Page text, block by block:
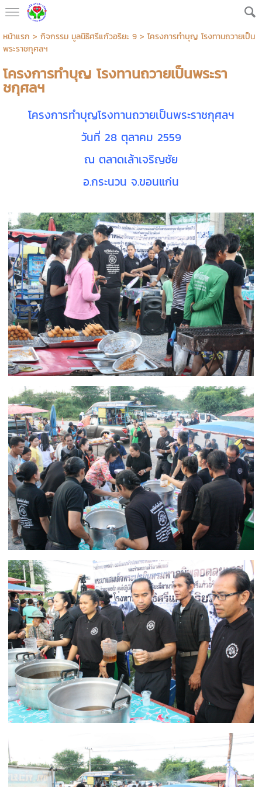
หน้าแรก > กิจกรรม มูลนิธิศรีแก้วอริยะ 9> โครงการทำบุญ โรงทานถวายเป็น
พระราชกุศลฯ
โครงการทำบุญ โรงทานถวายเป็นพระรา
ชกุศลฯ
โครงการทำบุญโรงทานถวายเป็นพระราชกุศลฯ
วันที่ 28 ตุลาคม 2559
ณ ตลาดเล้าเจริญชัย
อ.กระนวน จ.ขอนแก่น